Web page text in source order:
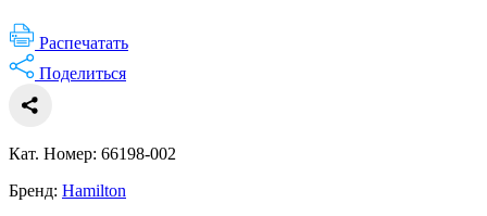
Распечатать
Поделиться
Кат. Номер: 66198-002
Бренд: Hamilton